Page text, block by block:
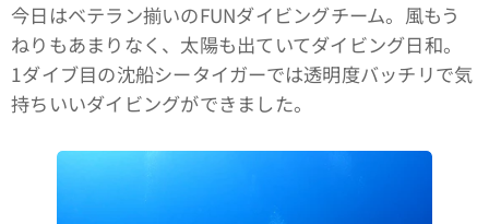
今日はベテラン揃いのFUNダイビングチーム。風もう
ねりもあまりなく、太陽も出ていてダイビング日和。
1ダイブ目の沈船シータイガーでは透明度バッチリで気
持ちいいダイビングができました。